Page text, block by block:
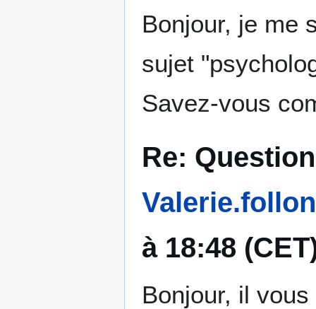
Bonjour, je me
sujet
Savez-vous
Re:
à 18:48
Bonjour, il